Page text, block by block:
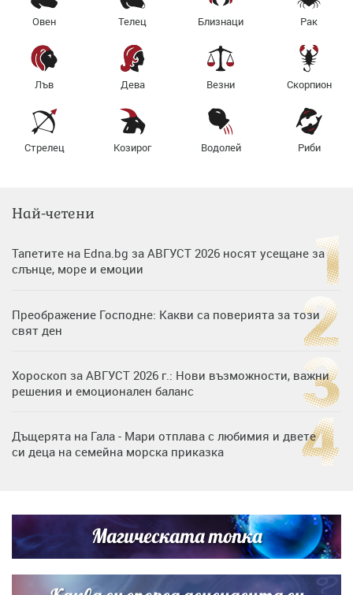
Овен Телец Близнаци Рак
Лъв Дева Везни Скорпион
Стрелец Козирог Водолей Риби
Най-четени
Тапетите на Edna.bg за АВГУСТ 2026 носят усещане за
слънце, море и емоции
Преображение Господне: Какви са поверията за този
свят ден
Хороскоп за АВГУСТ 2026 г.: Нови възможности, важни
решения и емоционален баланс
Дъщерята на Гала - Мари отплава с любимия и двете
си деца на семейна морска приказка
Димов издадоха своето любимо място
Дъщерята на Тодор Батков вдигна сватба, Стоичков и
Братя Аргирови я изненадаха с песен
Магическата топка